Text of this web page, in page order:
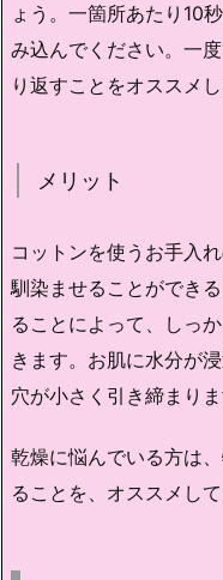
ょう。一箇所あたり10
み込んでください。一
り返すことをオススメし
メリット
コットンを使うお手入
馴染ませることができ
ることによって、しっ
きます。お肌に水分が
穴が小さく引き締まりま
乾燥に悩んでいる方は
ることを、オススメして